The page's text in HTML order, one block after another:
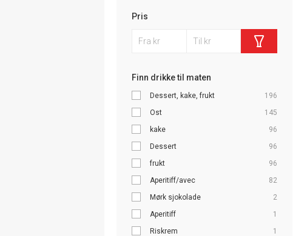
Pris
Finn drikke til maten
Dessert, kake, frukt
196
Ost
145
kake
96
Dessert
96
frukt
96
Aperitiff/avec
82
Mørk sjokolade
2
Aperitiff
1
Riskrem
1